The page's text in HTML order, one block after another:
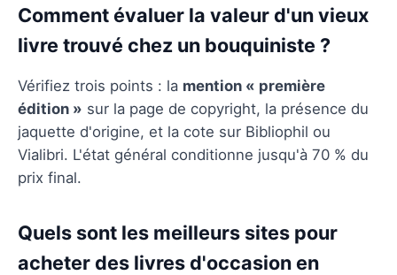
Comment évaluer la valeur d'un vieux
livre trouvé chez un bouquiniste ?
Vérifiez trois points : la mention « première
édition » sur la page de copyright, la présence du
jaquette d'origine, et la cote sur Bibliophil ou
Vialibri. L'état général conditionne jusqu'à 70 % du
prix final.
Quels sont les meilleurs sites pour
acheter des livres d'occasion en